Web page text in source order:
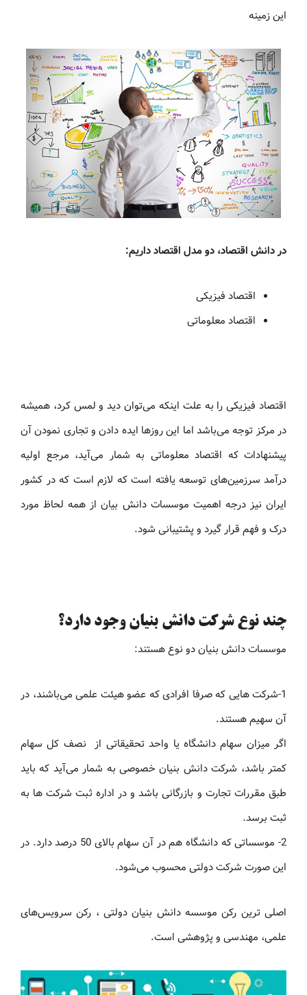
این زمینه
در دانش اقتصاد، دو مدل اقتصاد داریم:
اقتصاد فیزیکی
اقتصاد معلوماتی
اقتصاد فیزیکی را به علت اینکه می‌توان دید و لمس کرد، همیشه
در مرکز توجه می‌باشد اما این روزها ایده دادن و تجاری نمودن آن
پیشنهادات که اقتصاد معلوماتی به شمار می‌آید، مرجع اولیه
درآمد سرزمین‌های توسعه یافته است که لازم است که در کشور
ایران نیز درجه اهمیت موسسات دانش بیان از همه لحاظ مورد
درک و فهم قرار گیرد و پشتیبانی شود.
چند نوع شرکت دانش بنیان وجود دارد؟
موسسات دانش بنیان دو نوع هستند:
1-شرکت هایی که صرفا افرادی که عضو هیئت علمی می‌باشند، در
آن سهیم هستند.
اگر میزان سهام دانشگاه یا واحد تحقیقاتی از نصف کل سهام
کمتر باشد، شرکت دانش بنیان خصوصی به شمار می‌آید که باید
طبق مقررات تجارت و بازرگانی باشد و در اداره ثبت شرکت ها به
ثبت برسد.
2- موسساتی که دانشگاه هم در آن سهام بالای 50 درصد دارد. در
این صورت شرکت دولتی محسوب می‌شود.
اصلی ترین رکن موسسه دانش بنیان دولتی ، رکن سرویس‌های
علمی، مهندسی و پژوهشی است.